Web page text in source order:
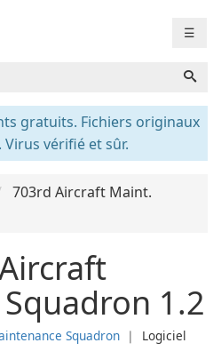
☰
gratuits. Fichiers originaux
vérifié et sûr.
703rd Aircraft Maint.
1.2
Squadron ❘ Logiciel